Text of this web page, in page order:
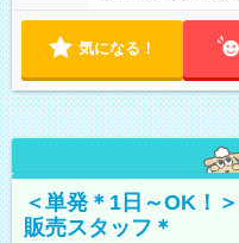
気になる！
＜単発＊1日～OK！
販売スタッフ＊